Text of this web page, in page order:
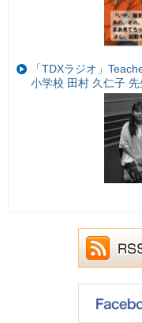
「TDXラジオ」
小学校 田村 久仁子 先